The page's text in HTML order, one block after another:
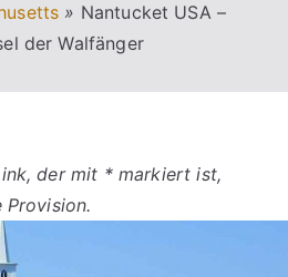
» Nantucket USA –
der Walfänger
der mit * markiert ist,